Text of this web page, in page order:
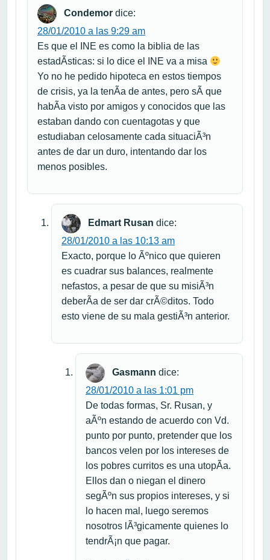
Condemor dice:
28/01/2010 a las 9:29 am
Es que el INE es como la biblia de las
estadÃ­sticas: si lo dice el INE va a misa
Yo no he pedido hipoteca en estos tiempos
de crisis, ya la tenÃ­a de antes, pero sÃ­ que
habÃ­a visto por amigos y conocidos que las
estaban dando con cuentagotas y que
estudiaban celosamente cada situaciÃ³n
antes de dar un duro, intentando dar los
menos posibles.
Edmart Rusan dice:
28/01/2010 a las 10:13 am
Exacto, porque lo Ãºnico que quieren
es cuadrar sus balances, realmente
nefastos, a pesar de que su misiÃ³n
deberÃ­a de ser dar crÃ©ditos. Todo
esto viene de su mala gestiÃ³n anterior.
Gasmann dice:
28/01/2010 a las 1:01 pm
De todas formas, Sr. Rusan, y
aÃºn estando de acuerdo con Vd.
punto por punto, pretender que los
bancos velen por los intereses de
los pobres curritos es una utopÃ­a.
Ellos dan o niegan el dinero
segÃºn sus propios intereses, y si
lo hacen mal, luego seremos
nosotros lÃ³gicamente quienes lo
tendrÃ¡n que pagar.